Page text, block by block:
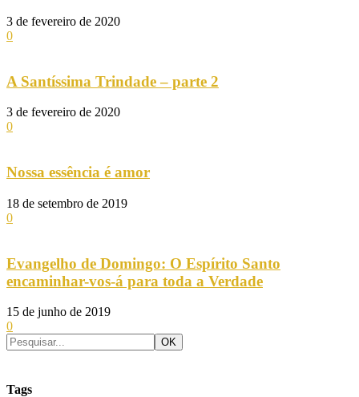
3 de fevereiro de 2020
0
A Santíssima Trindade – parte 2
3 de fevereiro de 2020
0
Nossa essência é amor
18 de setembro de 2019
0
Evangelho de Domingo: O Espírito Santo
encaminhar-vos-á para toda a Verdade
15 de junho de 2019
0
Tags